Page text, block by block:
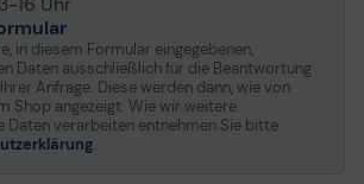
in diesem Formular eingegebenen,
Daten ausschließlich für die Beantwortung
Anfrage. Diese werden dann, wie von
Shop angezeigt. Wie wir weitere
Daten verarbeiten entnehmen Sie bitte
.